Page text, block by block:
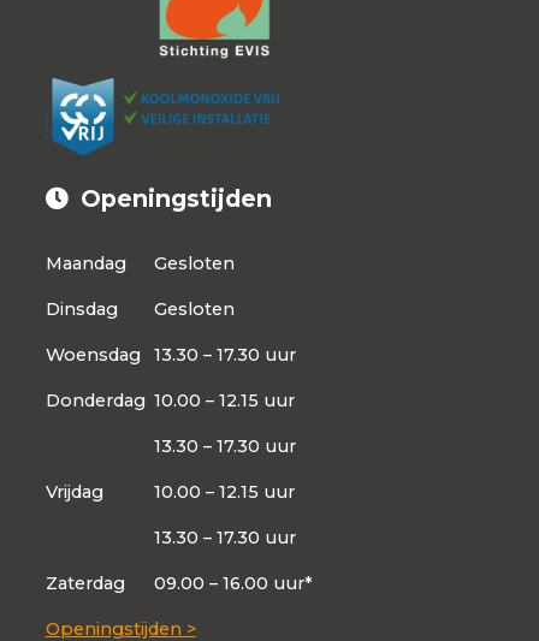
Openingstijden
Maandag Gesloten
Dinsdag Gesloten
Woensdag 13.30 – 17.30 uur
Donderdag 10.00 – 12.15 uur
13.30 – 17.30 uur
Vrijdag 10.00 – 12.15 uur
13.30 – 17.30 uur
Zaterdag 09.00 – 16.00 uur*
Openingstijden >